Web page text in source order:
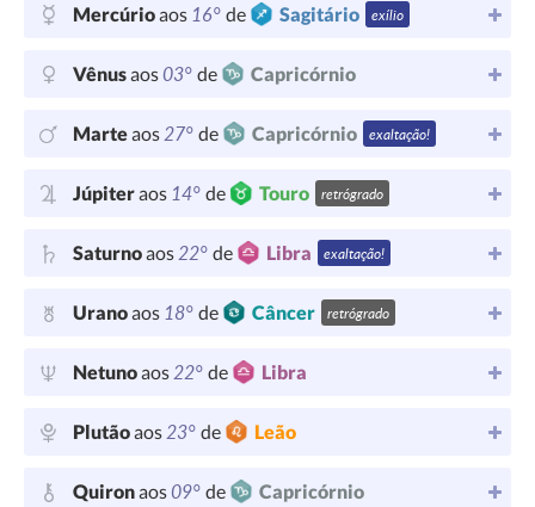
Mercúrioaos 16° de Sagitário exílio
Vênusaos03° de Capricórnio
Marteaos27° de Capricórnio exaltação!
Júpiteraos 14° de Touro retrógrado
Saturnoaos22° de Libra exaltação!
Uranoaos 18° de Câncer retrógrado
Netunoaos22° de Libra
Plutãoaos23° de Leão
Quironaos09° de Capricórnio